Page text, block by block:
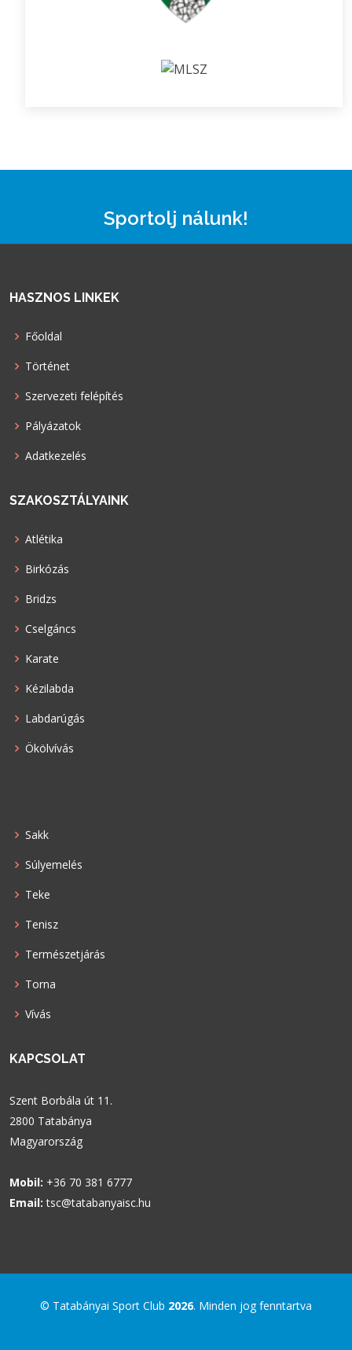
Sportolj nálunk!
HASZNOS LINKEK
Főoldal
Történet
Szervezeti felépítés
Pályázatok
Adatkezelés
SZAKOSZTÁLYAINK
Atlétika
Birkózás
Bridzs
Cselgáncs
Karate
Kézilabda
Labdarúgás
Ökölvívás
Sakk
Súlyemelés
Teke
Tenisz
Természetjárás
Torna
Vívás
KAPCSOLAT
Szent Borbála út 11.
2800 Tatabánya
Magyarország
Mobil: +36 70 381 6777
Email: tsc@tatabanyaisc.hu
© Tatabányai Sport Club 2026. Minden jog fenntartva